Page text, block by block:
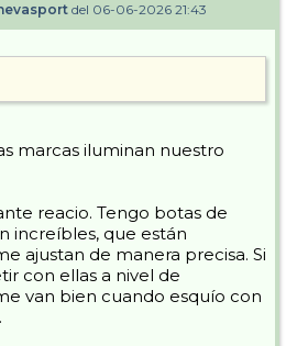
del 06-06-2026 21:43
marcas iluminan nuestro
reacio. Tengo botas de
increíbles, que están
ajustan de manera precisa. Si
con ellas a nivel de
van bien cuando esquío con